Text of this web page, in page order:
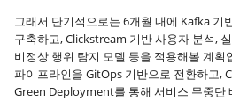
그래서 단기적으로는 6개월 내에 Kafka 기
구축하고, Clickstream 기반 사용자 분석,
비정상 행위 탐지 모델 등을 적용해볼 계획
파이프라인을 GitOps 기반으로 전환하고,
Green Deployment를 통해 서비스 무중단